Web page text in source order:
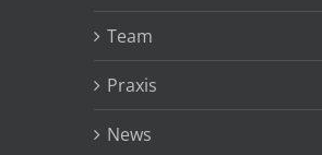
Team
Praxis
News